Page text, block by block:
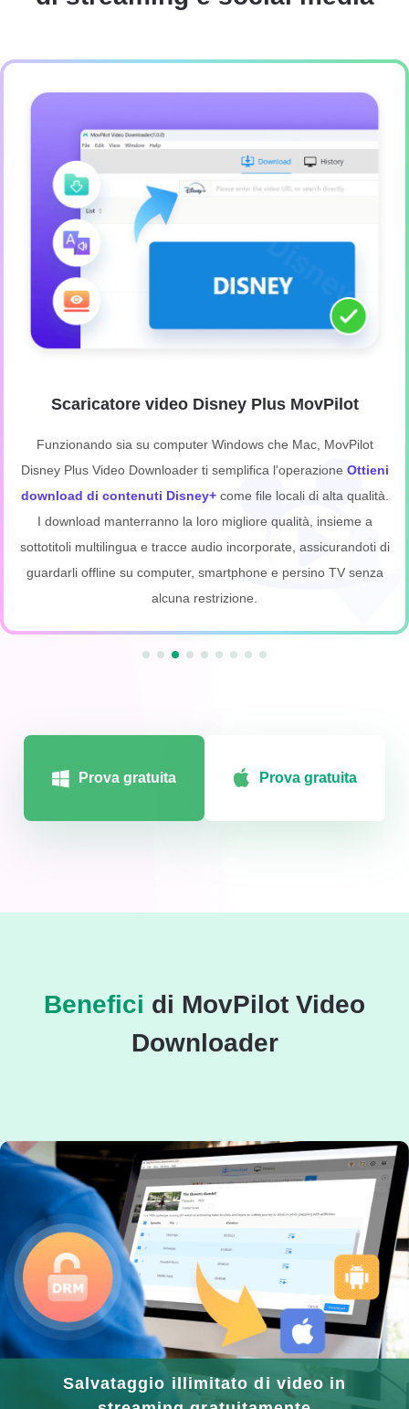
Scaricatore video Disney Plus MovPilot
Funzionando sia su computer Windows che Mac, MovPilot
Disney Plus Video Downloader ti semplifica l'operazione Ottieni
download di contenuti Disney+come file locali di alta qualità.
I download manterranno la loro migliore qualità, insieme a
sottotitoli multilingua e tracce audio incorporate, assicurandoti di
guardarli offline su computer, smartphone e persino TV senza
alcuna restrizione.
Prova gratuita Prova gratuita
Benefici di MovPilot Video
Downloader
Salvataggio illimitato di video in